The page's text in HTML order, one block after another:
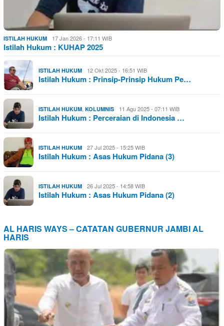
ISTILAH HUKUM 17 Jan 2026 - 17:11 WIB
Istilah Hukum : KUHAP 2025
ISTILAH HUKUM 12 Okt 2025 - 16:51 WIB
Istilah Hukum : Prinsip-Prinsip Hukum Pe…
ISTILAH HUKUM, KOLUMNIS 11 Agu 2025 - 07:11 WIB
Istilah Hukum : Perceraian di Indonesia …
ISTILAH HUKUM 27 Jul 2025 - 15:25 WIB
Istilah Hukum : Asas Hukum Pidana (3)
ISTILAH HUKUM 26 Jul 2025 - 14:58 WIB
Istilah Hukum : Asas Hukum Pidana (2)
AL HARIS WAYS – CATATAN GUBERNUR JAMBI AL
HARIS